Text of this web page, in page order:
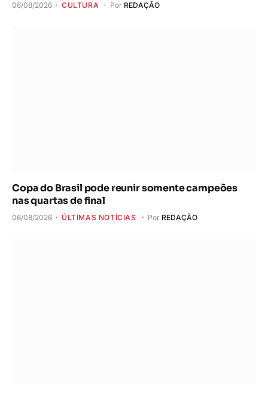
06/08/2026 CULTURA Por REDAÇÃO
Copa do Brasil pode reunir somente campeões
nas quartas de final
06/08/2026 ÚLTIMAS NOTÍCIAS Por REDAÇÃO